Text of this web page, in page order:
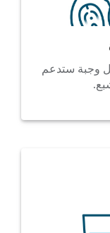
كل وجبة ستدعم